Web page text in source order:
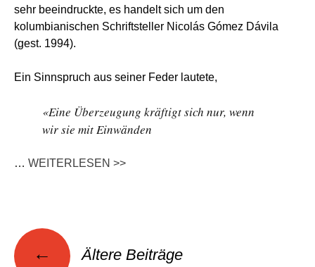
sehr beeindruckte, es handelt sich um den
kolumbianischen Schriftsteller Nicolás Gómez Dávila
(gest. 1994).
Ein Sinnspruch aus seiner Feder lautete,
«Eine Überzeugung kräftigt sich nur, wenn
wir sie mit Einwänden
… WEITERLESEN >>
Beitragsnavigation
← Ältere Beiträge